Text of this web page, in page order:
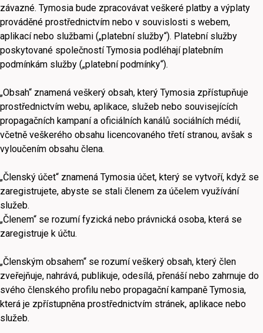
závazné. Tymosia bude zpracovávat veškeré platby a výplaty
prováděné prostřednictvím nebo v souvislosti s webem,
aplikací nebo službami („platební služby“). Platební služby
poskytované společností Tymosia podléhají platebním
podmínkám služby („platební podmínky“).
„Obsah“ znamená veškerý obsah, který Tymosia zpřístupňuje
prostřednictvím webu, aplikace, služeb nebo souvisejících
propagačních kampaní a oficiálních kanálů sociálních médií,
včetně veškerého obsahu licencovaného třetí stranou, avšak s
vyloučením obsahu člena.
„Členský účet“ znamená Tymosia účet, který se vytvoří, když se
zaregistrujete, abyste se stali členem za účelem využívání
služeb.
„Členem“ se rozumí fyzická nebo právnická osoba, která se
zaregistruje k účtu.
„Členským obsahem“ se rozumí veškerý obsah, který člen
zveřejňuje, nahrává, publikuje, odesílá, přenáší nebo zahrnuje do
svého členského profilu nebo propagační kampaně Tymosia,
která je zpřístupněna prostřednictvím stránek, aplikace nebo
služeb.